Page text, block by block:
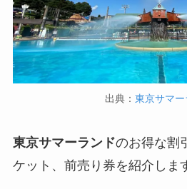
出典： 東京サマー
東京サマーランドのお得な割
ケット、前売り券を紹介しま